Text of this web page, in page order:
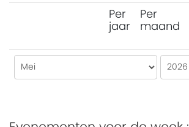
Per
jaar
Per
maand